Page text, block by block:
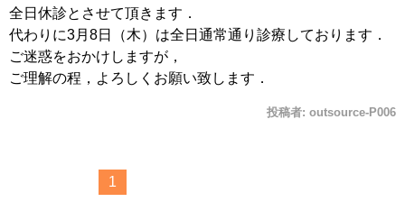
全日休診とさせて頂きます．
代わりに3月8日（木）は全日通常通り診療しております．
ご迷惑をおかけしますが，
ご理解の程，よろしくお願い致します．
投稿者: outsource-P006
1